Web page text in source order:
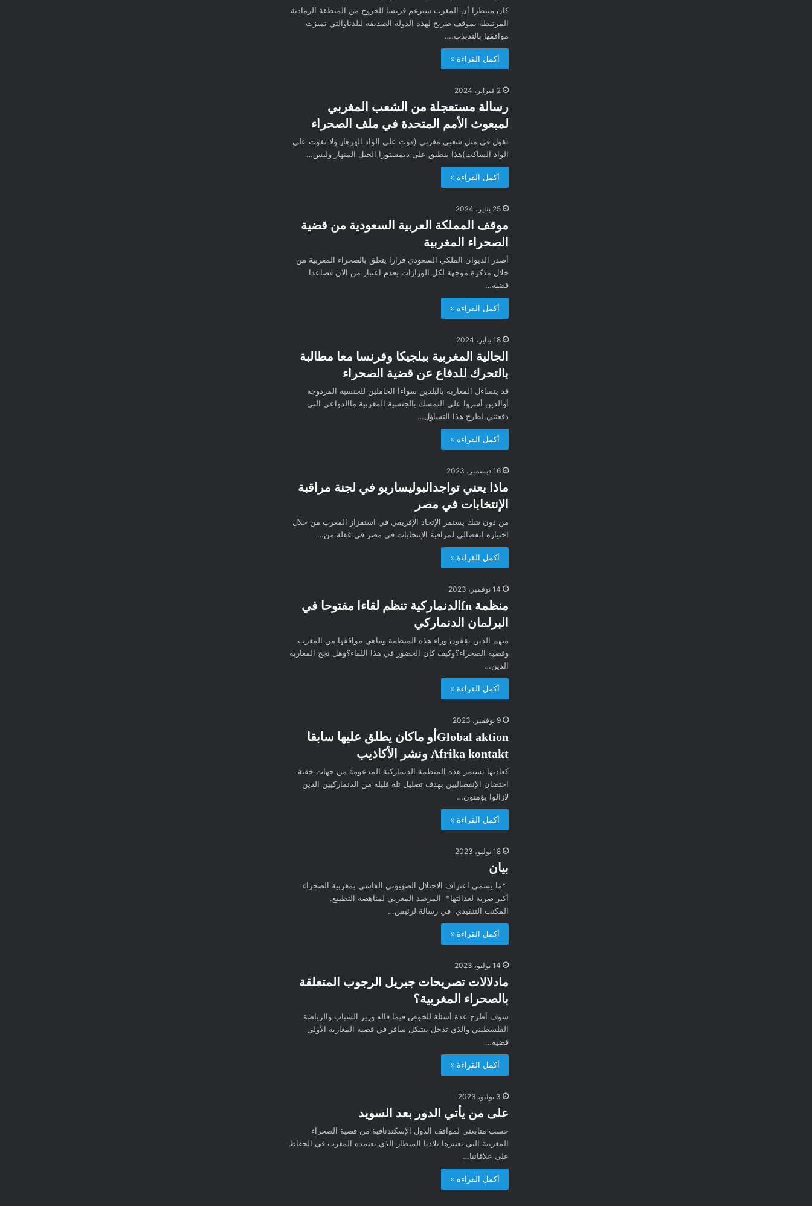
كان منتظرا أن المغرب سيرغم فرنسا للخروج من المنطقة الرمادية
المرتبطة بموقف صريح لهذه الدولة الصديقة لبلدناوالتي تميزت
مواقفها بالتذبذب،…
أكمل القراءة »
2 فبراير، 2024
رسالة مستعجلة من الشعب المغربي
لمبعوث الأمم المتحدة في ملف الصحراء
نقول في مثل شعبي مغربي (فوت على الواد الهرهار ولا تفوت على
الواد الساكت)هذا ينطبق على ديمستورا الجبل المنهار وليس…
أكمل القراءة »
25 يناير، 2024
موقف المملكة العربية السعودية من قضية
الصحراء المغربية
أصدر الديوان الملكي السعودي قرارا يتعلق بالصحراء المغربية من
خلال مذكرة موجهة لكل الوزارات بعدم اعتبار من الآن فصاعدا
قضية…
أكمل القراءة »
18 يناير، 2024
الجالية المغربية ببلجيكا وفرنسا معا مطالبة
بالتحرك للدفاع عن قضية الصحراء
قد يتساءل المغاربة بالبلدين سواءا الحاملين للجنسية المزدوجة
أوالذين أسروا على التمسك بالجنسية المغربية ماالدواعي التي
دفعتني لطرح هذا التساؤل…
أكمل القراءة »
16 ديسمبر، 2023
ماذا يعني تواجدالبوليساريو في لجنة مراقبة
الإنتخابات في مصر
من دون شك يستمر الإتحاد الإفريقي في استفزاز المغرب من خلال
اختياره انفصالي لمراقبة الإنتخابات في مصر في غفلة من…
أكمل القراءة »
14 نوفمبر، 2023
منظمة fnالدنماركية تنظم لقاءا مفتوحا في
البرلمان الدنماركي
منهم الذين يقفون وراء هذه المنظمة وماهي مواقفها من المغرب
وقضية الصحراء؟وكيف كان الحضور في هذا اللقاء؟وهل نجح المغاربة
الذين…
أكمل القراءة »
9 نوفمبر، 2023
Global aktionأو ماكان يطلق عليها سابقا
Afrika kontakt ونشر الأكاذيب
كعادتها تستمر هذه المنظمة الدنماركية المدعومة من جهات خفية
احتضان الإنفصاليين بهدف تضليل تلة قليلة من الدنماركيين الذين
لازالوا يؤمنون…
أكمل القراءة »
18 يوليو، 2023
بيان
*ما يسمى اعتراف الاحتلال الصهيوني الفاشي بمغربية الصحراء
أكبر ضربة لعدالتها* المرصد المغربي لمناهضة التطبيع.
المكتب التنفيذي في رسالة لرئيس…
أكمل القراءة »
14 يوليو، 2023
مادلالات تصريحات جبريل الرجوب المتعلقة
بالصحراء المغربية؟
سوف أطرح عدة أسئلة للخوض فيما قاله وزير الشباب والرياضة
الفلسطيني والذي تدخل بشكل سافر في قضية المغاربة الأولى
قضية…
أكمل القراءة »
3 يوليو، 2023
على من يأتي الدور بعد السويد
حسب متابعتي لمواقف الدول الإسكندنافية من قضية الصحراء
المغربية التي تعتبرها بلادنا المنظار الذي يعتمده المغرب في الحفاظ
على علاقاتنا…
أكمل القراءة »